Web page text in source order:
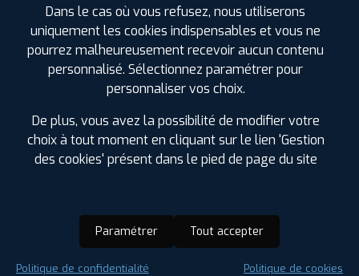
Saison :
4 Saisons
Dans le cas où vous refusez, nous utiliserons
uniquement les cookies indispensables et vous ne
pourrez malheureusement recevoir aucun contenu
personnalisé. Sélectionnez paramétrer pour
personnaliser vos choix.
De plus, vous avez la possibilité de modifier votre
choix à tout moment en cliquant sur le lien 'Gestion
des cookies' présent dans le pied de page du site
Paramétrer Tout accepter
Politique de confidentialité Politique de cookies